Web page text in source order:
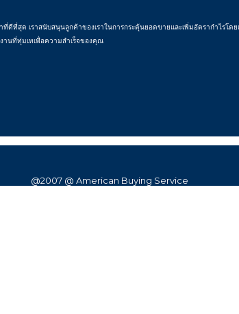
เราสนับสนุนลูกค้าของเราในการกระตุ้นยอดขายและเพิ่มอัตรากำไรโด
นที่ทุ่มเทเพื่อความสำเร็จของคุณ
@2007 @ American Buying Service